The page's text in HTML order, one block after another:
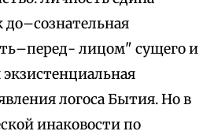
лицом" сущего и
логоса Бытия. Но в
инаковости по